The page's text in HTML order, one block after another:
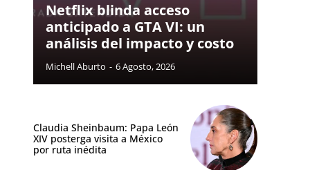
Netflix blinda acceso
anticipado a GTA VI: un
análisis del impacto y costo
Michell Aburto - 6 Agosto, 2026
Claudia Sheinbaum: Papa León
XIV posterga visita a México
por ruta inédita